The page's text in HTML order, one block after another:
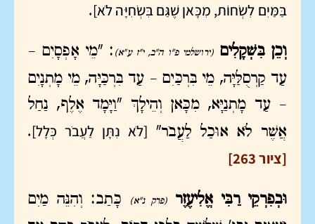
בַּמַּיִם לִשְׂחוֹת, מִכָּאן שֶׁגַּם בִּשְׂחִיָּה לֹא].
וְכֵן בִּשְׁקָלִים (ירושלמי פ"ו ה"ב, י"ז ע"א) : "מֵי אָפְסָיִם –
עַד קַרְסֻלַּיָּה, מֵי בִּרְכַּיִם – עַד בִּרְכַּיָּה, מֵי מָתְנָיִם
– עַד מָתְנַיָּא, מִכָּאן וְהֵילָךְ "וַיָּמָד אֶלֶף, נַחַל
אֲשֶׁר לֹא אוּכַל לַעֲבֹר" [לֹא נִתָּן לַעֲבֹר כְּלָל].
[ציור 263]
וּבְפִרְקֵי רַבִּי אֱלִיעֶזֶר (פרק נ"א)
כָּתַב: וְהִנֵּה מַיִם